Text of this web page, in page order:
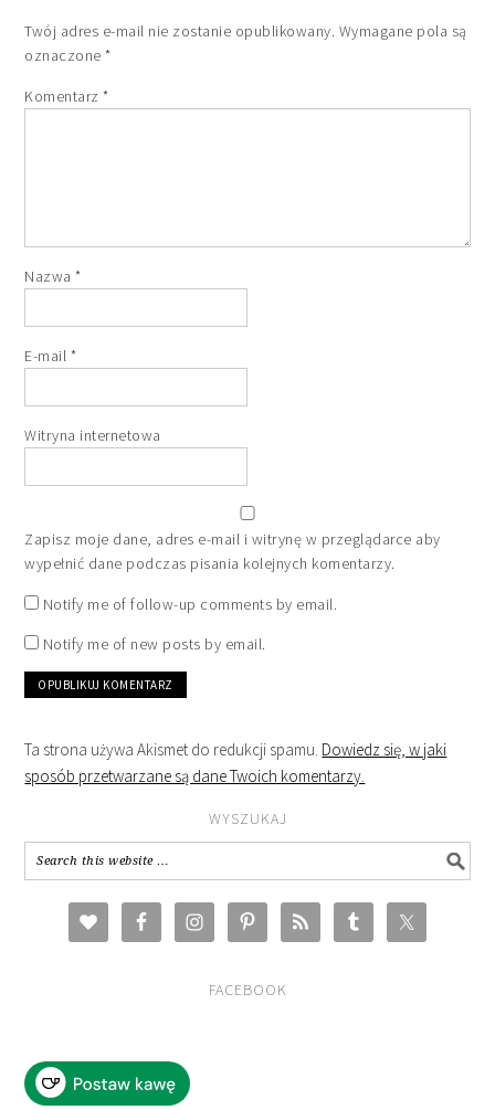
Twój adres e-mail nie zostanie opublikowany. Wymagane pola są
oznaczone*
Komentarz*
Nazwa*
E-mail *
Witryna internetowa
Zapisz moje dane, adres e-mail i witrynę w przeglądarce aby
wypełnić dane podczas pisania kolejnych komentarzy.
Notify me of follow-up comments by email.
Notify me of new posts by email.
Ta strona używa Akismet do redukcji spamu. Dowiedz się, w jaki
sposób przetwarzane są dane Twoich komentarzy.
WYSZUKAJ
FACEBOOK